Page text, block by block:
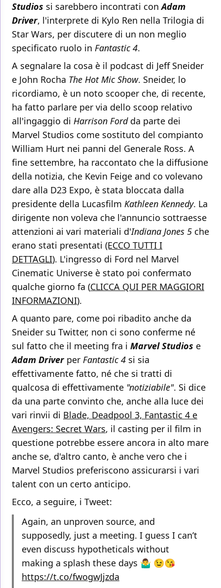
Studios si sarebbero incontrati conAdam
Driver, l'interprete di Kylo Ren nella Trilogia di
Star Wars, per discutere di un non meglio
specificato ruolo in Fantastic 4.
A segnalare la cosa è il podcast di Jeff Sneider
e John Rocha The Hot Mic Show. Sneider, lo
ricordiamo, è un noto scooper che, di recente,
ha fatto parlare per via dello scoop relativo
all'ingaggio di Harrison Fordda parte dei
Marvel Studios come sostituto del compianto
William Hurt nei panni del Generale Ross. A
fine settembre, ha raccontato che la diffusione
della notizia, che Kevin Feige and co volevano
dare alla D23 Expo, è stata bloccata dalla
presidente della Lucasfilm Kathleen Kennedy. La
dirigente non voleva che l'annuncio sottraesse
attenzioni ai vari materiali d'Indiana Jones 5 che
erano stati presentati (ECCO TUTTI I
DETTAGLI). L'ingresso di Ford nel Marvel
Cinematic Universe è stato poi confermato
qualche giorno fa (CLICCA QUI PER MAGGIORI
INFORMAZIONI).
A quanto pare, come poi ribadito anche da
Sneider su Twitter, non ci sono conferme né
sul fatto che il meeting fra i Marvel Studios e
Adam Driverper Fantastic 4 si sia
effettivamente fatto, né che si tratti di
qualcosa di effettivamente "notiziabile". Si dice
da una parte convinto che, anche alla luce dei
vari rinvii di Blade, Deadpool 3, Fantastic 4 e
Avengers: Secret Wars, il casting per il film in
questione potrebbe essere ancora in alto mare
anche se, d'altro canto, è anche vero che i
Marvel Studios preferiscono assicurarsi i vari
talent con un certo anticipo.
Ecco, a seguire, i Tweet:
Again, an unproven source, and
supposedly, just a meeting. I guess I can’t
even discuss hypotheticals without
making a splash these days 🤷‍♂️ 😉😘
https://t.co/fwogwJjzda